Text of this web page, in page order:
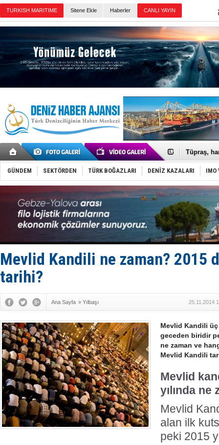
Sitene Ekle Haberler
Anadolu
Tüpraş,
İTU AUV,
LNG
PROYAD,
Türkiye-
Türk
Deniz
DÖDER,
Fairline,
Baltık
Runit
Türk
GÜNDEM SEKTÖRDEN TÜRK BOĞAZLARI DENİZ KAZALARI IMO
Mevlid Kandili ne zaman? 2015
tarihi?
Ana Sayfa » Yılbaşı 25.11.2014
Mevlid Kandili
geceden biridir
ne zaman ve
Mevlid Kandili
Mevlid
yılında ne
Mevlid
alan ilk
peki 2015